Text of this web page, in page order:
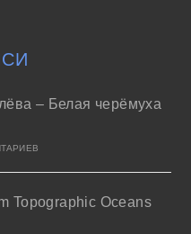
– Белая черёмуха
Topographic Oceans